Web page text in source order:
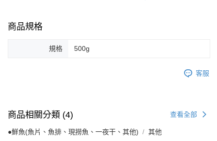
商品規格
規格 500g
客服
商品相關分類 (4) 查看全部
●鮮魚(魚片、魚排、現撈魚、一夜干、其他) 其他